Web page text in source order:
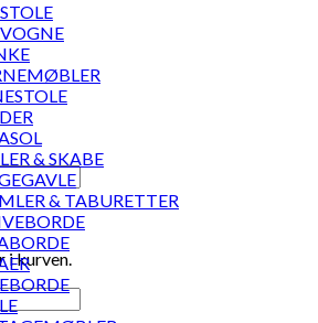
i kurven.
& SKABE
& TABURETTER